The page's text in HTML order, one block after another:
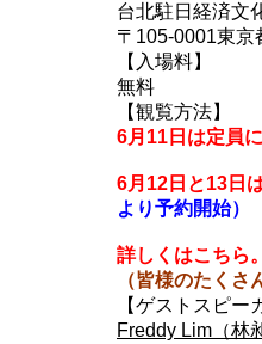
台北駐日経済文
〒105-0001東京
【入場料】
無料
【観覧方法】
6月11日は定員
6月12日と13日
より予約開始）
詳しくはこちら。
（皆様のたくさ
【ゲストスピー
Freddy Lim （林